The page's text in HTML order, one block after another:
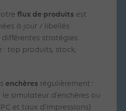
flux de produits est
à jour / libellés
stratégies
: top produits, stock,
enchères régulièrement :
simulateur d’enchères ou
et taux d’impressions)